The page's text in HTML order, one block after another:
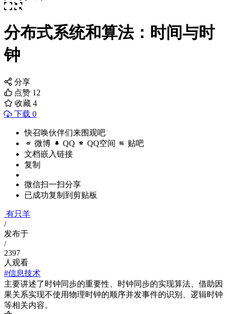
分布式系统和算法：时间与时
钟
分享
点赞 12
收藏 4
下载 0
快召唤伙伴们来围观吧
微博 QQ QQ空间 贴吧
文档嵌入链接
复制
微信扫一扫分享
已成功复制到剪贴板
有只羊
/
发布于
/
2397
人观看
#信息技术
主要讲述了时钟同步的重要性、时钟同步的实现算法、借助因
果关系实现不使用物理时钟的顺序并发事件的识别、逻辑时钟
等相关内容。